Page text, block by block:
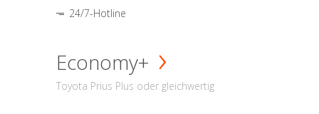
24/7-Hotline
Economy+
Toyota Prius Plus oder gleichwertig